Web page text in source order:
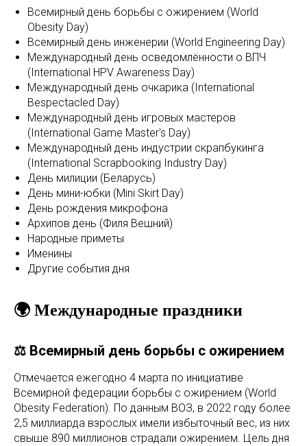
Всемирный день борьбы с ожирением (World
Obesity Day)
Всемирный день инженерии (World Engineering Day)
Международный день осведомлённости о ВПЧ
(International HPV Awareness Day)
Международный день очкарика (International
Bespectacled Day)
Международный день игровых мастеров
(International Game Master's Day)
Международный день индустрии скрапбукинга
(International Scrapbooking Industry Day)
День милиции (Беларусь)
День мини-юбки (Mini Skirt Day)
День рождения микрофона
Архипов день (Филя Вешний)
Народные приметы
Именины
Другие события дня
🌍 Международные праздники
⚖️ Всемирный день борьбы с ожирением
Отмечается ежегодно 4 марта по инициативе
Всемирной федерации борьбы с ожирением (World
Obesity Federation). По данным ВОЗ, в 2022 году более
2,5 миллиарда взрослых имели избыточный вес, из них
свыше 890 миллионов страдали ожирением. Цель дня